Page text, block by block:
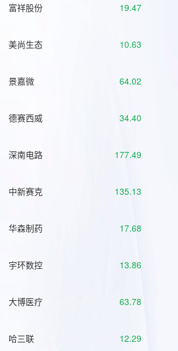
富祥股份 19.47
美尚生态 10.63
景嘉微 64.02
德赛西威 34.40
深南电路 177.49
中新赛克 135.13
华森制药 17.68
宇环数控 13.86
大博医疗 63.78
哈三联 12.29